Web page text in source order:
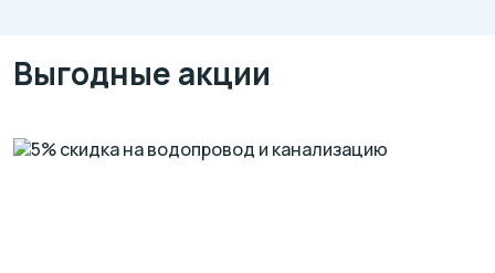
Выгодные акции